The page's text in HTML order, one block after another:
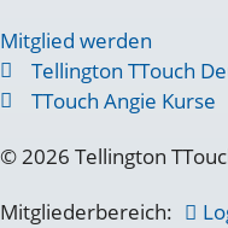
Mitglied werden
Tellington TTouch
TTouch Angie Kurse
© 2026 Tellington
Mitgliederbereich: